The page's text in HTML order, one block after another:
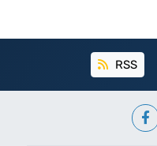
RSS